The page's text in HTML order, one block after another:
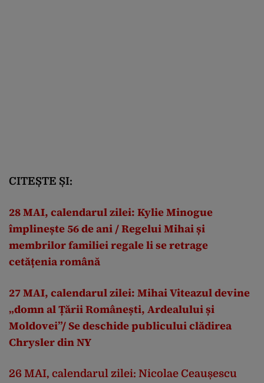
CITEȘTE ȘI:
28 MAI, calendarul zilei: Kylie Minogue
împlinește 56 de ani / Regelui Mihai și
membrilor familiei regale li se retrage
cetățenia română
27 MAI, calendarul zilei: Mihai Viteazul devine
„domn al Țării Românești, Ardealului și
Moldovei”/ Se deschide publicului clădirea
Chrysler din NY
26 MAI, calendarul zilei: Nicolae Ceaușescu